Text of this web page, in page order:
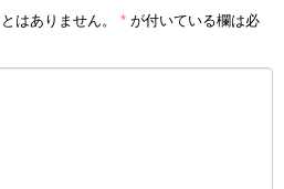
はありません。 * が付いている欄は必